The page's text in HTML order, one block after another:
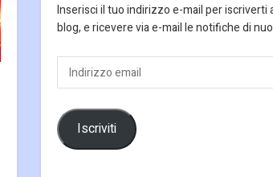
Inserisci il tuo indirizzo e-mail per iscriverti
blog, e ricevere via e-mail le notifiche di
Indirizzo
email
Iscriviti